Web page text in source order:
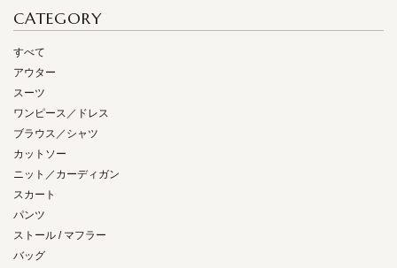
CATEGORY
すべて
アウター
スーツ
ワンピース／ドレス
ブラウス／シャツ
カットソー
ニット／カーディガン
スカート
パンツ
ストール / マフラー
バッグ